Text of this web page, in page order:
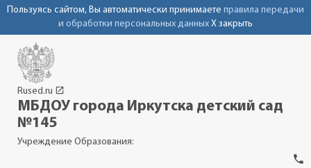
Пользуясь сайтом, Вы автоматически принимаете правила передачи
и обработки персональных данных X закрыть
Rused.ru launch
МБДОУ города Иркутска детский сад
№145
Учреждение Образования:
phone